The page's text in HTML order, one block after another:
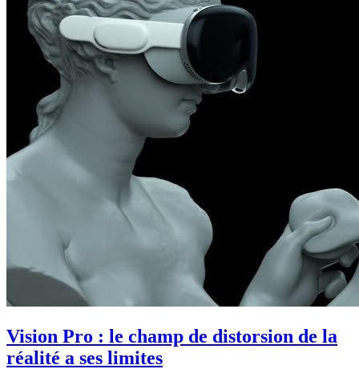
Vision Pro : le champ de distorsion de la
réalité a ses limites